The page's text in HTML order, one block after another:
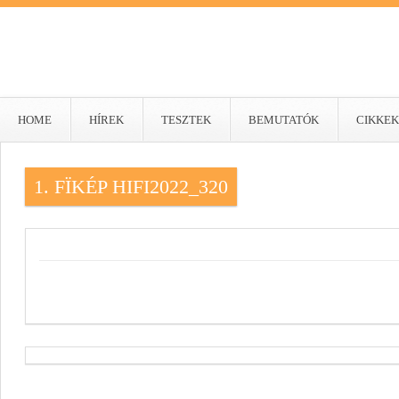
HOME HÍREK TESZTEK BEMUTATÓK CIKKEK
1. FÏKÉP HIFI2022_320